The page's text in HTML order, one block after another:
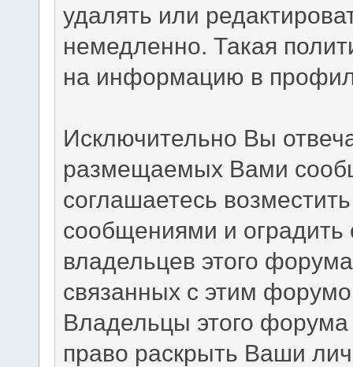
удалять или
немедленно. Такая
на информацию в
Исключительно Вы
размещаемых Вами
соглашаетесь
сообщениями и оградить
владельцев этого
связанных с этим
Владельцы этого форума
право раскрыть Ваши